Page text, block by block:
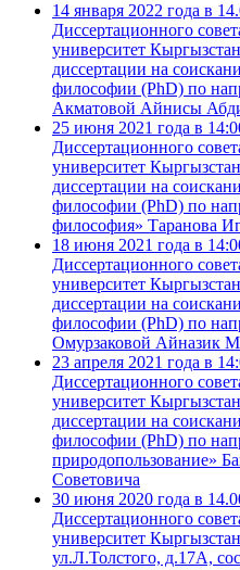
14 января 2022 года в
Диссертационного
университет
диссертации на
философии (PhD) по
Акматовой Айнисы
25 июня 2021 года в
Диссертационного
университет
диссертации на
философии (PhD) по
философия» Таранова
18 июня 2021 года в
Диссертационного
университет
диссертации на
философии (PhD) по
Омурзаковой Айназик
23 апреля 2021 года в
Диссертационного
университет
диссертации на
философии (PhD) по
природопользование»
Советовича
30 июня 2020 года в
Диссертационного
университет
ул.Л.Толстого, д.17А,